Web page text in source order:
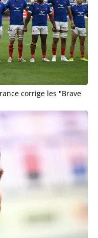
corrige les "Brave